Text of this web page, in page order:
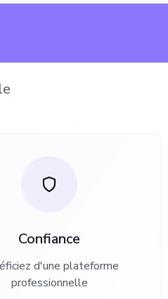
Confiance
d'une plateforme
professionnelle